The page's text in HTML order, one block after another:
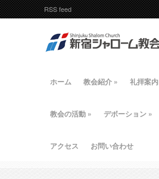
RSS feed
ホーム 教会紹介 » 礼拝案内
教会の活動 » デボーション »
アクセス お問い合わせ